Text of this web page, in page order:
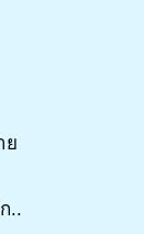
ย
..